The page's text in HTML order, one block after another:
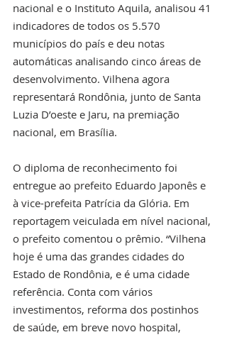
nacional e o Instituto Aquila, analisou 41
indicadores de todos os 5.570
municípios do país e deu notas
automáticas analisando cinco áreas de
desenvolvimento. Vilhena agora
representará Rondônia, junto de Santa
Luzia D’oeste e Jaru, na premiação
nacional, em Brasília.
O diploma de reconhecimento foi
entregue ao prefeito Eduardo Japonês e
à vice-prefeita Patrícia da Glória. Em
reportagem veiculada em nível nacional,
o prefeito comentou o prêmio. “Vilhena
hoje é uma das grandes cidades do
Estado de Rondônia, e é uma cidade
referência. Conta com vários
investimentos, reforma dos postinhos
de saúde, em breve novo hospital,